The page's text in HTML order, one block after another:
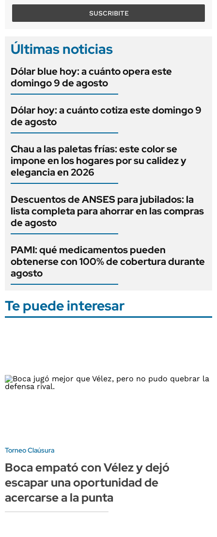
SUSCRIBITE
Últimas noticias
Dólar blue hoy: a cuánto opera este
domingo 9 de agosto
Dólar hoy: a cuánto cotiza este domingo 9
de agosto
Chau a las paletas frías: este color se
impone en los hogares por su calidez y
elegancia en 2026
Descuentos de ANSES para jubilados: la
lista completa para ahorrar en las compras
de agosto
PAMI: qué medicamentos pueden
obtenerse con 100% de cobertura durante
agosto
Te puede interesar
Torneo Claúsura
Boca empató con Vélez y dejó
escapar una oportunidad de
acercarse a la punta